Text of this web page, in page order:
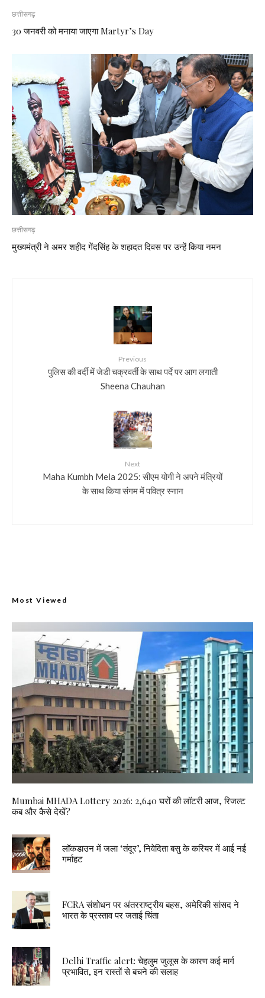
छत्तीसगढ़
30 जनवरी को मनाया जाएगा Martyr’s Day
छत्तीसगढ़
मुख्यमंत्री ने अमर शहीद गेंदसिंह के शहादत दिवस पर उन्हें किया नमन
Previous
पुलिस की वर्दी में जेडी चक्रवर्ती के साथ पर्दे पर आग लगाती
Sheena Chauhan
Next
Maha Kumbh Mela 2025: सीएम योगी ने अपने मंत्रियों
के साथ किया संगम में पवित्र स्नान
Most Viewed
Mumbai MHADA Lottery 2026: 2,640 घरों की लॉटरी आज, रिजल्ट
कब और कैसे देखें?
लॉकडाउन में जला ‘तंदूर’, निवेदिता बसु के करियर में आई नई
गर्माहट
FCRA संशोधन पर अंतरराष्ट्रीय बहस, अमेरिकी सांसद ने
भारत के प्रस्ताव पर जताई चिंता
Delhi Traffic alert: चेहलुम जुलूस के कारण कई मार्ग
प्रभावित, इन रास्तों से बचने की सलाह